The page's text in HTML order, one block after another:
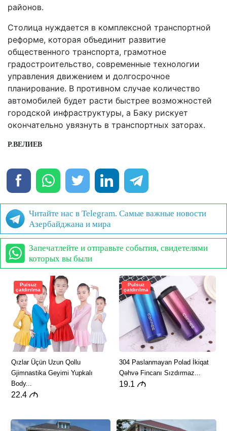
районов.
Столица нуждается в комплексной транспортной
реформе, которая объединит развитие
общественного транспорта, грамотное
градостроительство, современные технологии
управления движением и долгосрочное
планирование. В противном случае количество
автомобилей будет расти быстрее возможностей
городской инфраструктуры, а Баку рискует
окончательно увязнуть в транспортных заторах.
Р.ВЕЛИЕВ
Читайте нас в Telegram. Самые важные новости
Азербайджана и мира
Запечатлейте и отправьте события, свидетелями
которых вы были